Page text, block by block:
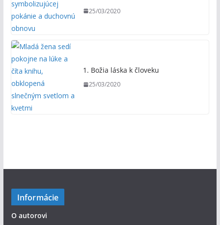
25/03/2020
1. Božia láska k človeku
25/03/2020
Informácie
O autorovi